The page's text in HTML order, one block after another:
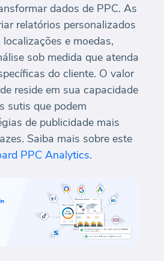
dados de PPC. As
relatórios personalizados
e moedas,
sob medida que atenda
do cliente. O valor
reside em sua capacidade
sutis que podem
de publicidade mais
Saiba mais sobre este
PPC Analytics.